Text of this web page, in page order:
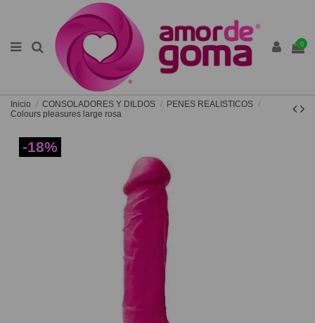
0
Inicio CONSOLADORES Y DILDOS
PENES REALISTICOS
Colours pleasures large rosa
-18%